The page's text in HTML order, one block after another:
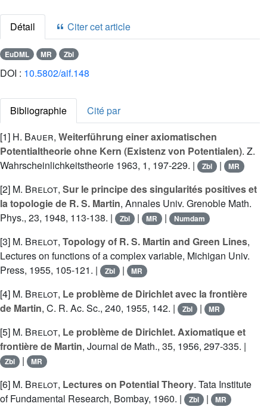
Détail Citer cet article
EuDML MR Zbl
DOI : 10.5802/aif.148
Bibliographie
Cité par
[1] H. Bauer, Weiterführung einer axiomatischen
Potentialtheorie ohne Kern (Existenz von Potentialen). Z.
Wahrscheinlichkeitstheorie 1963, 1, 197-229. |
Zbl | MR
[2] M. Brelot, Sur le principe des singularités positives et
la topologie de R. S. Martin, Annales Univ. Grenoble Math.
Phys., 23, 1948, 113-138. |
Zbl | MR | Numdam
[3] M. Brelot, Topology of R. S. Martin and Green Lines,
Lectures on functions of a complex variable, Michigan Univ.
Press, 1955, 105-121. |
Zbl | MR
[4] M. Brelot, Le problème de Dirichlet avec la frontière
de Martin, C. R. Ac. Sc., 240, 1955, 142. | Zbl | MR
[5] M. Brelot, Le problème de Dirichlet. Axiomatique et
frontière de Martin, Journal de Math., 35, 1956, 297-335. |
Zbl | MR
[6] M. Brelot, Lectures on Potential Theory. Tata Institute
of Fundamental Research, Bombay, 1960. |
Zbl | MR